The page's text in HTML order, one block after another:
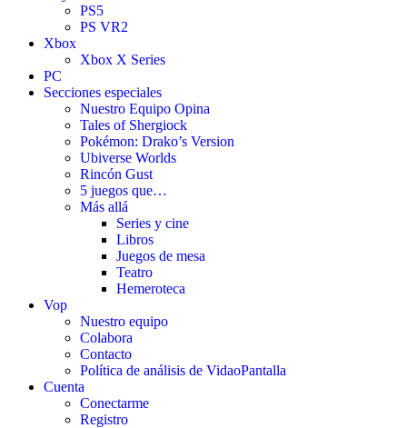
PS5
PS VR2
Xbox
Xbox X Series
PC
Secciones especiales
Nuestro Equipo Opina
Tales of Shergiock
Pokémon: Drako’s Version
Ubiverse Worlds
Rincón Gust
5 juegos que…
Más allá
Series y cine
Libros
Juegos de mesa
Teatro
Hemeroteca
Vop
Nuestro equipo
Colabora
Contacto
Política de análisis de VidaoPantalla
Cuenta
Conectarme
Registro